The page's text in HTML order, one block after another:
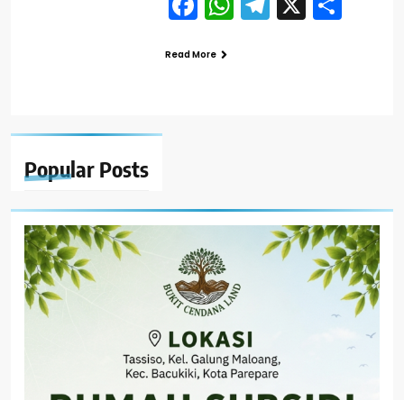
Popular Posts
Read More